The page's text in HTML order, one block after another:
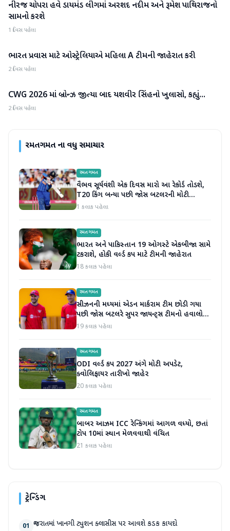
રમતગમત
નીરજ ચોપરા હવે ડાયમંડ લીગમાં અરશદ નદીમ અને રૂમેશ પાથિરાજનો
સામનો કરશે
1 દિવસ પહેલા
રમતગમત
ભારત પ્રવાસ માટે ઓસ્ટ્રેલિયાએ મહિલા A ટીમની જાહેરાત કરી
2 દિવસ પહેલા
રમતગમત
CWG 2026 માં બ્રોન્ઝ જીત્યા બાદ યશવીર સિંહનો ખુલાસો, કહ્યું...
2 દિવસ પહેલા
રમતગમતના વધુ સમાચાર
રમતગમત
વૈભવ સૂર્યવંશી એક દિવસ મારો આ રેકોર્ડ તોડશે,
T20 કિંગ બન્યા પછી જોસ બટલરની મોટી
ભવિષ્યવાણી
1 કલાક પહેલા
રમતગમત
ભારત અને પાકિસ્તાન 19 ઓગસ્ટે એકબીજા સામે
ટકરાશે, હોકી વર્લ્ડ કપ માટે ટીમની જાહેરાત
18 કલાક પહેલા
રમતગમત
સીઝનની મધ્યમાં એડન માર્કરામ ટીમ છોડી ગયા
પછી જોસ બટલરે સુપર જાયન્ટ્સ ટીમનો હવાલો
સંભાળ્યો
19 કલાક પહેલા
રમતગમત
ODI વર્લ્ડ કપ 2027 અંગે મોટી અપડેટ,
ક્વોલિફાયર તારીખો જાહેર
20 કલાક પહેલા
રમતગમત
બાબર આઝમ ICC રેન્કિંગમાં આગળ વધ્યો, છતાં
ટોપ 10માં સ્થાન મેળવવાથી વંચિત
21 કલાક પહેલા
ટ્રેન્ડિંગ
01 ગુજરાતમાં ખાનગી ટ્યુશન ક્લાસીસ પર આવશે કડક કાયદો